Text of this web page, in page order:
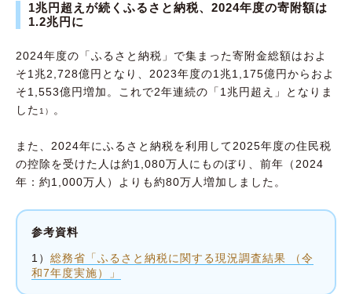
ふるさと納税の5つのデメリット
②減税や節税にはつながらない
③控除限度額を超えると自己負担になる
④返礼品には国が定めた規制がある
⑤確定申告などの手続きが必要
ふるさと納税はメリットが豊富！ 自分の控除
限度額に応じて活用しよう
1兆円超えが続くふるさと納税、2024年度の寄附額は
1.2兆円に
2024年度の「ふるさと納税」で集まった寄附金総額はおよ
そ1兆2,728億円となり、2023年度の1兆1,175億円からおよ
そ1,553億円増加。これで2年連続の「1兆円超え」となりま
した1） 。
また、2024年にふるさと納税を利用して2025年度の住民税
の控除を受けた人は約1,080万人にものぼり、前年（2024
年：約1,000万人）よりも約80万人増加しました。
参考資料
1） 総務省「ふるさと納税に関する現況調査結果 （令
和7年度実施）」